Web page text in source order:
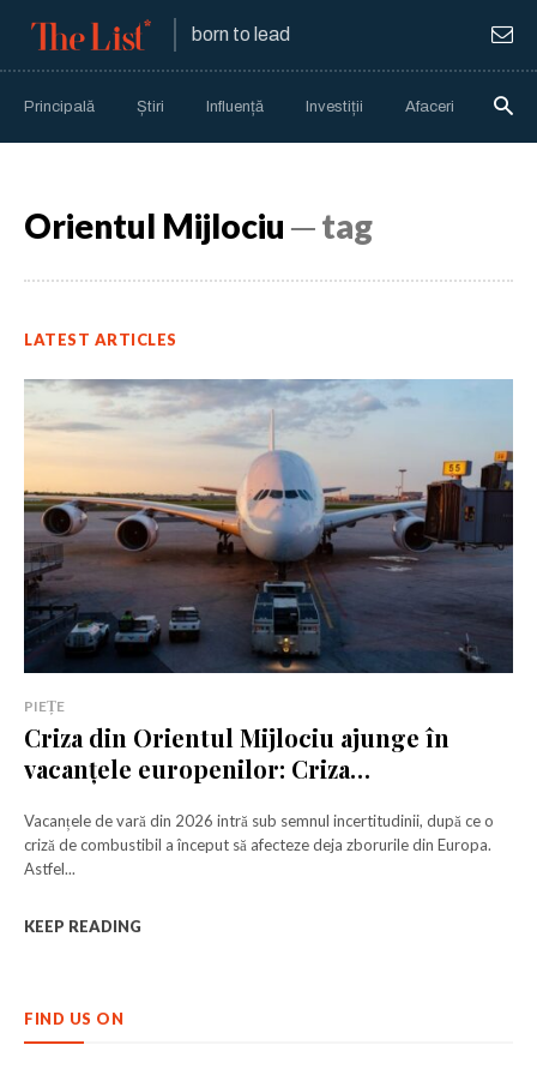
born to lead
Principală Știri Influență Investiții Afaceri
Orientul Mijlociu ─ tag
LATEST ARTICLES
PIEȚE
Criza din Orientul Mijlociu ajunge în
vacanțele europenilor: Criza
Vacanțele de vară din 2026 intră sub semnul incertitudinii, după ce o
criză de combustibil a început să afecteze deja zborurile din Europa.
Astfel...
KEEP READING
FIND US ON